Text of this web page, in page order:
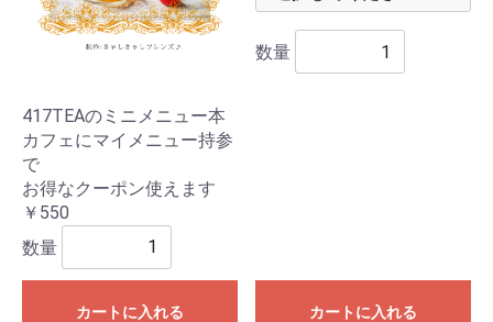
417TEAのミニメニュー本
カフェにマイメニュー持参
で
お得なクーポン使えます
￥550
数量
カートに入れる
数量
カートに入れる